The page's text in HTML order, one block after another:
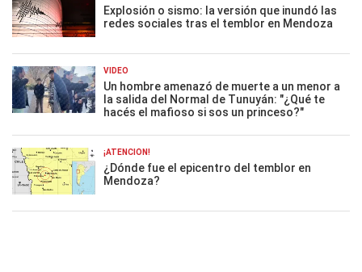
Explosión o sismo: la versión que inundó las
redes sociales tras el temblor en Mendoza
VIDEO
Un hombre amenazó de muerte a un menor a
la salida del Normal de Tunuyán: "¿Qué te
hacés el mafioso si sos un princeso?"
¡ATENCIÓN!
¿Dónde fue el epicentro del temblor en
Mendoza?